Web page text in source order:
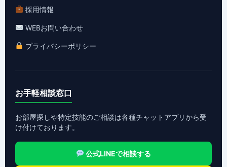
採用情報
WEBお問い合わせ
プライバシーポリシー
お手軽相談窓口
お部屋探しや特定技能のご相談は各種チャットアプリから受
け付けております。
公式LINEで相談する